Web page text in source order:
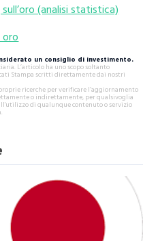
(analisi statistica)
oro
un consiglio di investimento.
L’articolo ha uno scopo soltanto
Stampa scritti direttamente dai nostri
ricerche per verificare l’aggiornamento
o indirettamente, per qualsivoglia
di qualunque contenuto o servizio